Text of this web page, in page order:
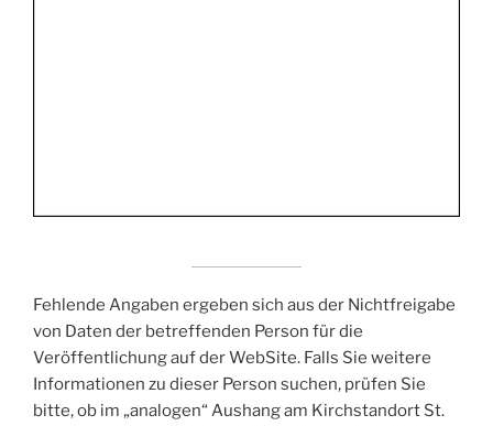
Fehlende Angaben ergeben sich aus der Nichtfreigabe
von Daten der betreffenden Person für die
Veröffentlichung auf der WebSite. Falls Sie weitere
Informationen zu dieser Person suchen, prüfen Sie
bitte, ob im „analogen“ Aushang am Kirchstandort St.